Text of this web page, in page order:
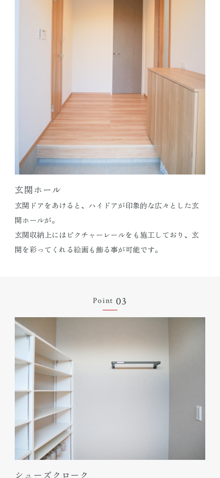
玄関ホール
玄関ドアをあけると、ハイドアが印象的な広々とした玄
関ホールが。
玄関収納上にはピクチャーレールをも施工しており、玄
関を彩ってくれる絵画も飾る事が可能です。
Point 03
シューズクローク